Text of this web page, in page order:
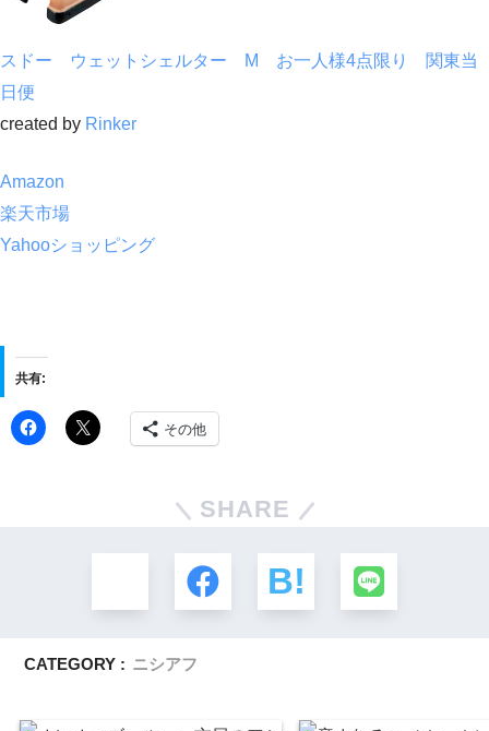
スドー ウェットシェルター M お一人様4点限り 関東当
日便
created by Rinker
Amazon
楽天市場
Yahooショッピング
共有:
その他
SHARE
CATEGORY : ニシアフ